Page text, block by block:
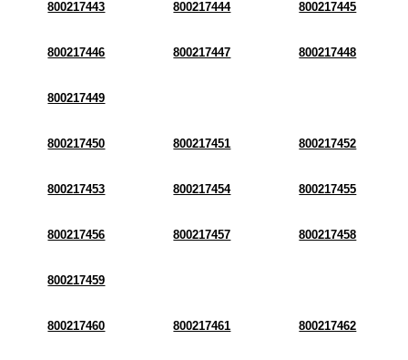
800217443 800217444 800217445
800217446 800217447 800217448
800217449
800217450 800217451 800217452
800217453 800217454 800217455
800217456 800217457 800217458
800217459
800217460 800217461 800217462